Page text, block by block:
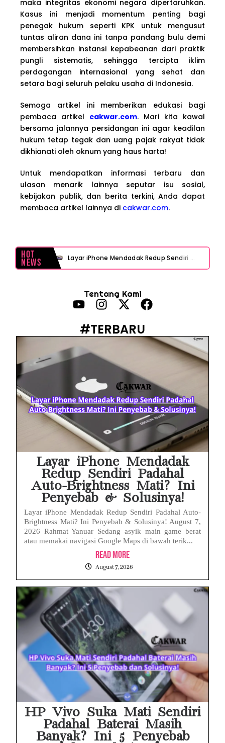
maka integritas ekonomi negara dipertaruhkan.
Kasus ini menjadi momentum penting bagi
penegak hukum seperti KPK untuk mengusut
tuntas aliran dana ini tanpa pandang bulu demi
membersihkan instansi kepabeanan dari praktik
pungli sistematis, sehingga tercipta iklim
perdagangan internasional yang sehat dan
setara bagi seluruh pelaku usaha di Indonesia.
Semoga artikel ini memberikan edukasi bagi
pembaca artikel cakwar.com. Mari kita kawal
bersama jalannya persidangan ini agar keadilan
hukum tetap tegak dan uang pajak rakyat tidak
dikhianati oleh oknum yang haus harta!
Untuk mendapatkan informasi terbaru dan
ulasan menarik lainnya seputar isu sosial,
kebijakan publik, dan berita terkini, Anda dapat
membaca artikel lainnya di cakwar.com.
Hot
News Layar iPhone Mendadak Redup Sendiri Padahal Auto-Brightness Mati? Ini Penyebab & Solusinya!
Prabowo Sebut ‘Londo Ireng’, Ray Rangkuti Desak DPR Bersikap, Ini Ulasan Politiknya
MAKI Soroti Penahanan Eks Jampidsus Febrie Adriansyah Tanpa Rompi Pink
Babak Baru Kasus Febrie Adriansyah, Rencana Praperadilan Penyitaan Emas dan Uang Tunai Jadi Sorotan
Baterai Apple Watch Cepat Boros? Ini Penyebab dan Cara Mengatasinya
HP Huawei Cepat Panas? Ini Penyebab Utama dan Cara Mengatasinya
Tentang Kami
#TERBARU
Layar iPhone Mendadak
Redup Sendiri Padahal
Auto-Brightness Mati? Ini
Penyebab & Solusinya!
Layar iPhone Mendadak Redup Sendiri Padahal Auto-
Brightness Mati? Ini Penyebab & Solusinya! August 7,
2026 Rahmat Yanuar Sedang asyik main game berat
atau memakai navigasi Google Maps di bawah terik...
Read More
August 7, 2026
HP Vivo Suka Mati Sendiri
Padahal Baterai Masih
Banyak? Ini 5 Penyebab